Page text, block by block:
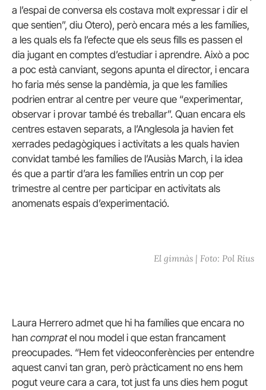
a l’espai de conversa els costava molt expressar i dir el
que sentien”, diu Otero), però encara més a les famílies,
a les quals els fa l’efecte que els seus fills es passen el
dia jugant en comptes d’estudiar i aprendre. Això a poc
a poc està canviant, segons apunta el director, i encara
ho faria més sense la pandèmia, ja que les famílies
podrien entrar al centre per veure que “experimentar,
observar i provar també és treballar”. Quan encara els
centres estaven separats, a l’Anglesola ja havien fet
xerrades pedagògiques i activitats a les quals havien
convidat també les famílies de l’Ausiàs March, i la idea
és que a partir d’ara les famílies entrin un cop per
trimestre al centre per participar en activitats als
anomenats espais d’experimentació.
El gimnàs | Foto: Pol Rius
Laura Herrero admet que hi ha famílies que encara no
han compratel nou model i que estan francament
preocupades. “Hem fet videoconferències per entendre
aquest canvi tan gran, però pràcticament no ens hem
pogut veure cara a cara, tot just fa uns dies hem pogut